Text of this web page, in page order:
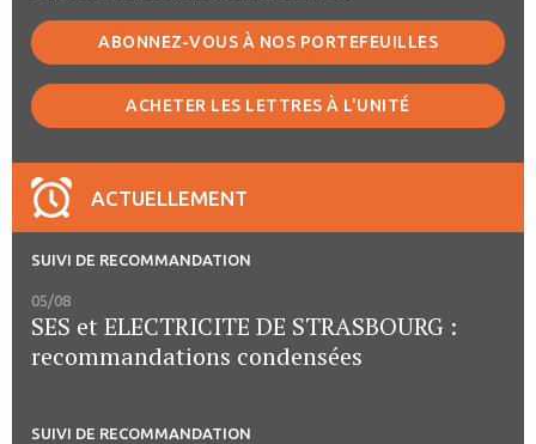
ABONNEZ-VOUS À NOS PORTEFEUILLES
ACHETER LES LETTRES À L'UNITÉ
ACTUELLEMENT
SUIVI DE RECOMMANDATION
05/08
SES et ELECTRICITE DE STRASBOURG :
recommandations condensées
SUIVI DE RECOMMANDATION